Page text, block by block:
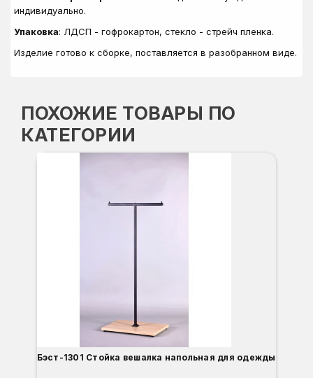
индивидуально.
Упаковка: ЛДСП - гофрокартон, стекло - стрейч пленка.
Изделие готово к сборке, поставляется в разобранном виде.
ПОХОЖИЕ ТОВАРЫ ПО
КАТЕГОРИИ
Бэст-1301 Стойка вешалка напольная для одежды